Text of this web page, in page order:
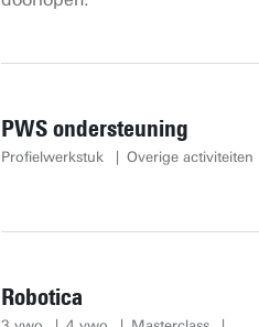
PWS ondersteuning
Profielwerkstuk Overige activiteiten
Robotica